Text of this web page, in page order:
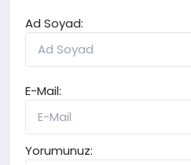
Ad Soyad:
E-Mail:
Yorumunuz: